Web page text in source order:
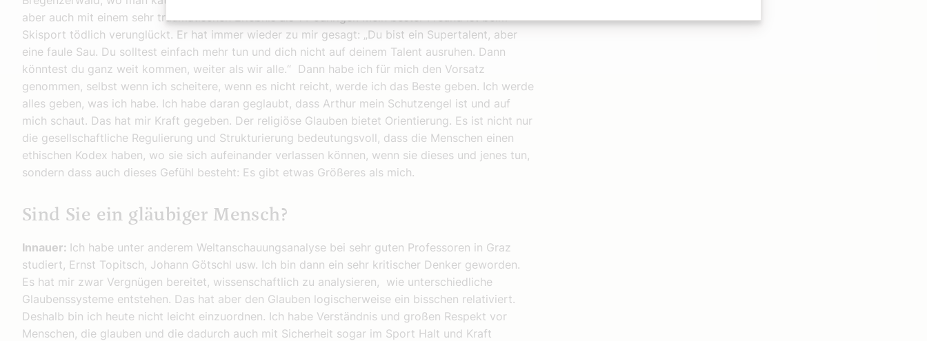
aber auch mit einem sehr traumatischen Erlebnis als 14-Jähriger. Mein bester Freund ist beim
Skisport tödlich verunglückt. Er hat immer wieder zu mir gesagt: „Du bist ein Supertalent, aber
eine faule Sau. Du solltest einfach mehr tun und dich nicht auf deinem Talent ausruhen. Dann
könntest du ganz weit kommen, weiter als wir alle.“ Dann habe ich für mich den Vorsatz
genommen, selbst wenn ich scheitere, wenn es nicht reicht, werde ich das Beste geben. Ich werde
alles geben, was ich habe. Ich habe daran geglaubt, dass Arthur mein Schutzengel ist und auf
mich schaut. Das hat mir Kraft gegeben. Der religiöse Glauben bietet Orientierung. Es ist nicht nur
die gesellschaftliche Regulierung und Strukturierung bedeutungsvoll, dass die Menschen einen
ethischen Kodex haben, wo sie sich aufeinander verlassen können, wenn sie dieses und jenes tun,
sondern dass auch dieses Gefühl besteht: Es gibt etwas Größeres als mich.
Sind Sie ein gläubiger Mensch?
Innauer: Ich habe unter anderem Weltanschauungsanalyse bei sehr guten Professoren in Graz
studiert, Ernst Topitsch, Johann Götschl usw. Ich bin dann ein sehr kritischer Denker geworden.
Es hat mir zwar Vergnügen bereitet, wissenschaftlich zu analysieren, wie unterschiedliche
Glaubenssysteme entstehen. Das hat aber den Glauben logischerweise ein bisschen relativiert.
Deshalb bin ich heute nicht leicht einzuordnen. Ich habe Verständnis und großen Respekt vor
Menschen, die glauben und die dadurch auch mit Sicherheit sogar im Sport Halt und Kraft